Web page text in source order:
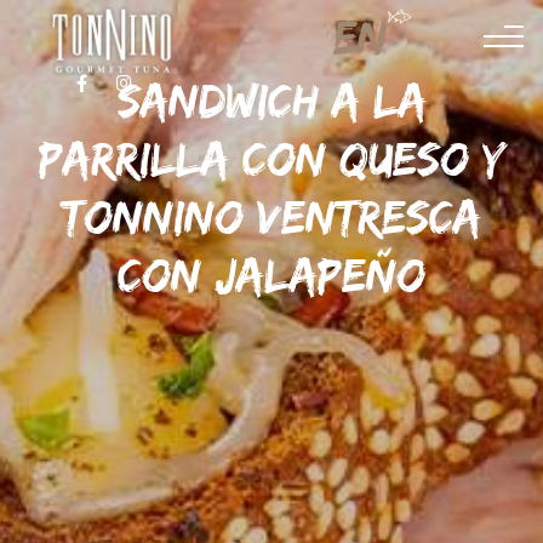
EN
FACEBOOKINSTAGRAM
SANDWICH A LA
PARRILLA CON QUESO Y
TONNINO VENTRESCA
CON JALAPEÑO